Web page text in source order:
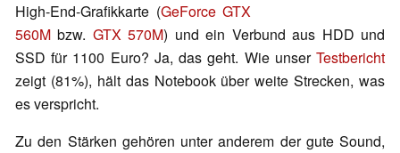
High-End-Grafikkarte (GeForce GTX
560M bzw. GTX 570M) und ein Verbund aus HDD und
SSD für 1100 Euro? Ja, das geht. Wie unser Testbericht
zeigt (81%), hält das Notebook über weite Strecken, was
es verspricht.
Zu den Stärken gehören unter anderem der gute Sound,